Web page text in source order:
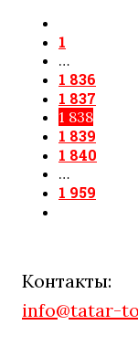
1
…
1 836
1 837
1 838
1 839
1 840
…
1 959
Контакты:
info@tatar-